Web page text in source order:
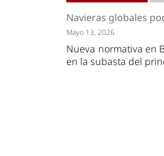
TendenciasNavieras globales
Mayo 13, 2026
Nueva normativa en
en la subasta del